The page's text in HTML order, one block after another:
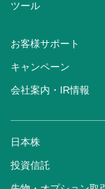
ツール
お客様サポート
キャンペーン
会社案内・IR情報
日本株
投資信託